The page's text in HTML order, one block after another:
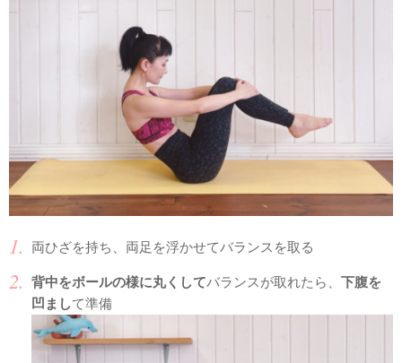
両ひざを持ち、両足を浮かせてバランスを取る
背中をボールの様に丸くしてバランスが取れたら、 下腹を
凹まして準備